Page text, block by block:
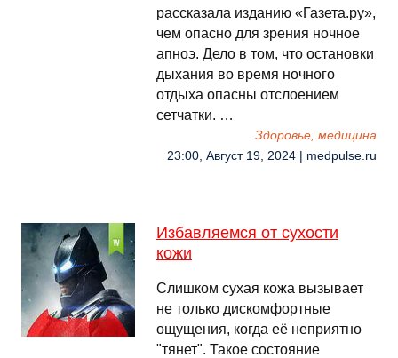
рассказала изданию «Газета.ру»,
чем опасно для зрения ночное
апноэ. Дело в том, что остановки
дыхания во время ночного
отдыха опасны отслоением
сетчатки. …
Здоровье, медицина
23:00, Август 19, 2024 | medpulse.ru
Избавляемся от сухости
кожи
Слишком сухая кожа вызывает
не только дискомфортные
ощущения, когда её неприятно
"тянет". Такое состояние